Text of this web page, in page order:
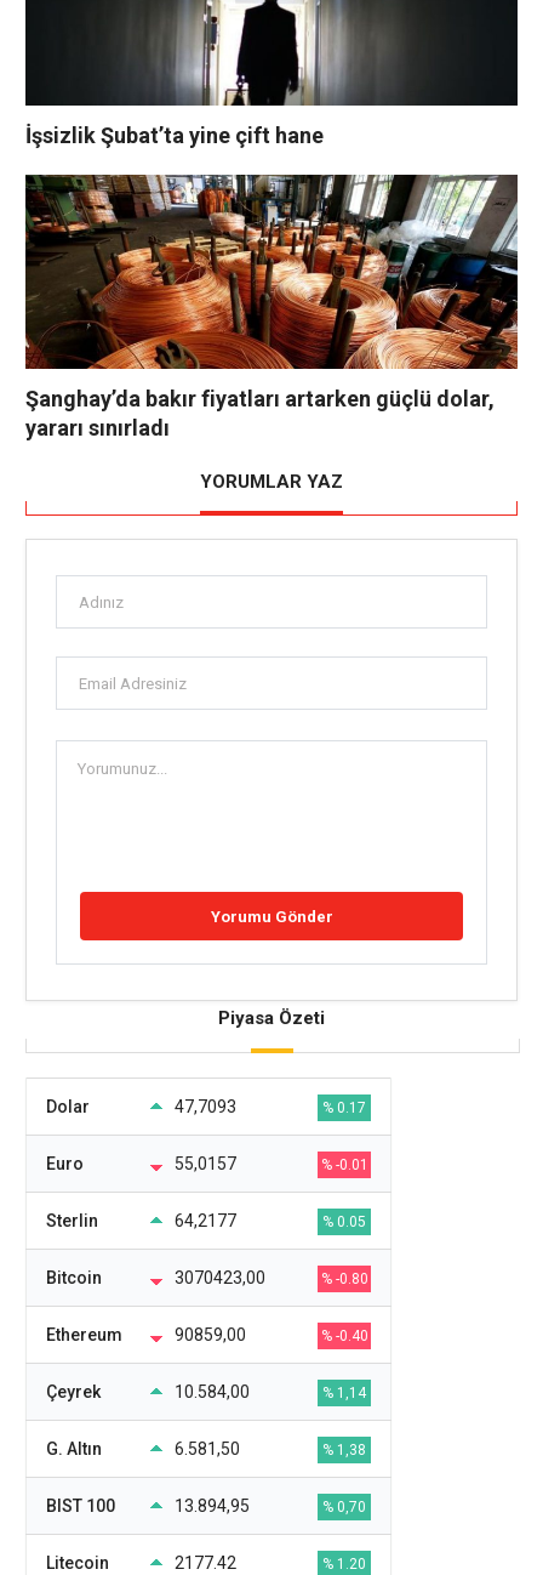
İşsizlik Şubat’ta yine çift hane
Şanghay’da bakır fiyatları artarken güçlü dolar,
yararı sınırladı
YORUMLAR YAZ
Piyasa Özeti
Dolar 47,7093 % 0.17
Euro 55,0157 % -0.01
Sterlin 64,2177 % 0.05
Bitcoin 3070423,00 % -0.80
Ethereum 90859,00 % -0.40
Çeyrek 10.584,00 % 1,14
G. Altın 6.581,50 % 1,38
BIST 100 13.894,95 % 0,70
Litecoin 2177.42 % 1.20